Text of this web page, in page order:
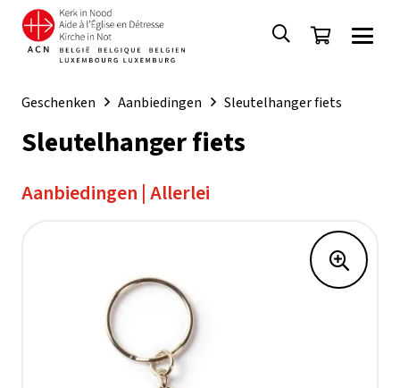
Geschenken Aanbiedingen Sleutelhanger fiets
Sleutelhanger fiets
Aanbiedingen |Allerlei